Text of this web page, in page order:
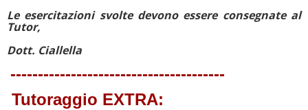
Le esercitazioni svolte devono essere consegnate al
Tutor,
Dott. Ciallella
---------------------------------------
Tutoraggio EXTRA: